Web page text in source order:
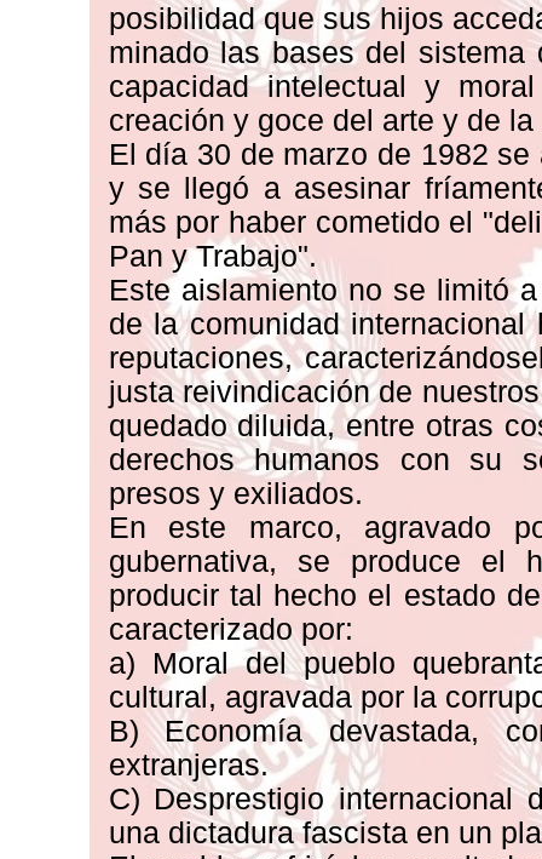
posibilidad que sus hijos
minado las bases del sistema
capacidad intelectual y
creación y goce del arte y de la
El día 30 de marzo de 1982
y se llegó a asesinar
más por haber cometido el
Pan y Trabajo".
Este aislamiento no se limitó
de la comunidad
reputaciones,
justa reivindicación de
quedado diluida, entre otras
derechos humanos con su
presos y exiliados.
En este marco, agravado
gubernativa, se produce el
producir tal hecho el estado
caracterizado por:
a) Moral del pueblo
cultural, agravada por la
B) Economía devastada,
extranjeras.
C) Desprestigio internacional
una dictadura fascista en un